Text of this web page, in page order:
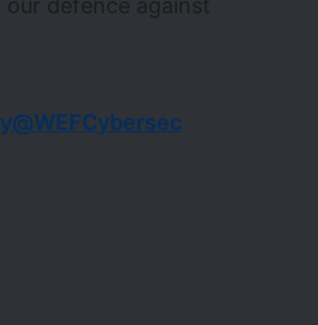
defence against
@WEFCybersec